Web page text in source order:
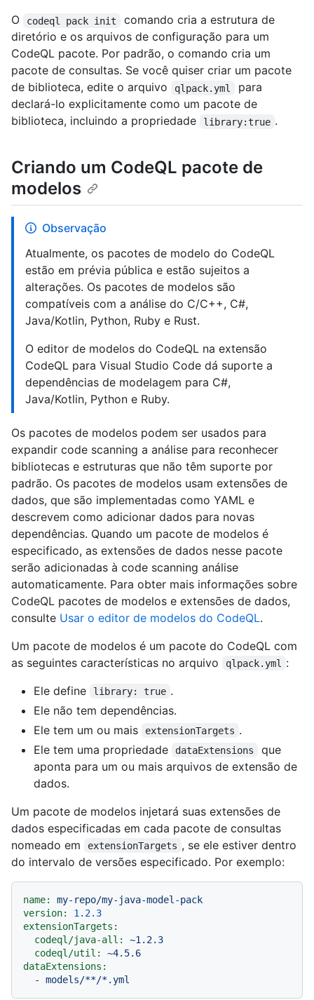
O
codeql pack init
comando cria a estrutura de
diretório e os arquivos de configuração para um
CodeQL pacote. Por padrão, o comando cria um
pacote de consultas. Se você quiser criar um pacote
de biblioteca, edite o arquivo
qlpack.yml
para
declará-lo explicitamente como um pacote de
biblioteca, incluindo a propriedade
library:true .
Criando um CodeQL pacote de
modelos
Observação
Atualmente, os pacotes de modelo do CodeQL
estão em prévia pública e estão sujeitos a
alterações. Os pacotes de modelos são
compatíveis com a análise do C/C++, C#,
Java/Kotlin, Python, Ruby e Rust.
O editor de modelos do CodeQL na extensão
CodeQL para Visual Studio Code dá suporte a
dependências de modelagem para C#,
Java/Kotlin, Python e Ruby.
Os pacotes de modelos podem ser usados para
expandir code scanning a análise para reconhecer
bibliotecas e estruturas que não têm suporte por
padrão. Os pacotes de modelos usam extensões de
dados, que são implementadas como YAML e
descrevem como adicionar dados para novas
dependências. Quando um pacote de modelos é
especificado, as extensões de dados nesse pacote
serão adicionadas à code scanning análise
automaticamente. Para obter mais informações sobre
CodeQL pacotes de modelos e extensões de dados,
consulte Usar o editor de modelos do CodeQL.
Um pacote de modelos é um pacote do CodeQL com
as seguintes características no arquivo
qlpack.yml
:
Ele define
library: true .
Ele não tem dependências.
Ele tem um ou mais
extensionTargets .
Ele tem uma propriedade
dataExtensions
que
aponta para um ou mais arquivos de extensão de
dados.
Um pacote de modelos injetará suas extensões de
dados especificadas em cada pacote de consultas
nomeado em
extensionTargets , se ele estiver dentro
do intervalo de versões especificado. Por exemplo:
name:
my-repo/my-java-model-pack
version:
1.2.3
extensionTargets:
codeql/java-all:
~1.2.3
codeql/util:
~4.5.6
dataExtensions:
-
models/**/*.yml